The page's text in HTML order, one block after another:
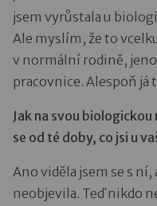
jsem vyrůstala u
Ale myslím, že to
v normální rodině,
pracovnice. Alespoň já
Jak na svou
se od té doby, co jsi u
Ano viděla jsem se s
neobjevila. Teď nikdo